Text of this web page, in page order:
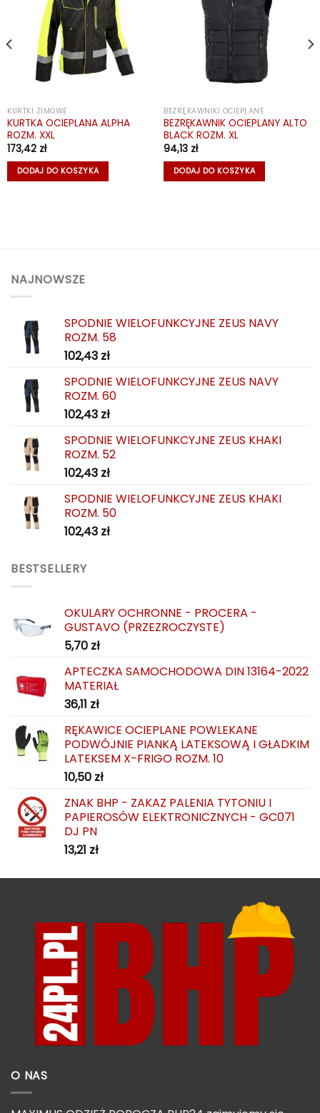
KURTKI ZIMOWE
KURTKA OCIEPLANA ALPHA
ROZM. XXL
173,42 zł
DODAJ DO KOSZYKA
BEZRĘKAWNIKI OCIEPLANE
BEZRĘKAWNIK OCIEPLANY ALTO
BLACK ROZM. XL
94,13 zł
DODAJ DO KOSZYKA
NAJNOWSZE
SPODNIE WIELOFUNKCYJNE ZEUS NAVY
ROZM. 58
102,43 zł
SPODNIE WIELOFUNKCYJNE ZEUS NAVY
ROZM. 60
102,43 zł
SPODNIE WIELOFUNKCYJNE ZEUS KHAKI
ROZM. 52
102,43 zł
SPODNIE WIELOFUNKCYJNE ZEUS KHAKI
ROZM. 50
102,43 zł
BESTSELLERY
OKULARY OCHRONNE - PROCERA -
GUSTAVO (PRZEZROCZYSTE)
5,70 zł
APTECZKA SAMOCHODOWA DIN 13164-2022
MATERIAŁ
36,11 zł
RĘKAWICE OCIEPLANE POWLEKANE
PODWÓJNIE PIANKĄ LATEKSOWĄ I GŁADKIM
LATEKSEM X-FRIGO ROZM. 10
10,50 zł
ZNAK BHP - ZAKAZ PALENIA TYTONIU I
PAPIEROSÓW ELEKTRONICZNYCH - GC071
DJ PN
13,21 zł
O NAS